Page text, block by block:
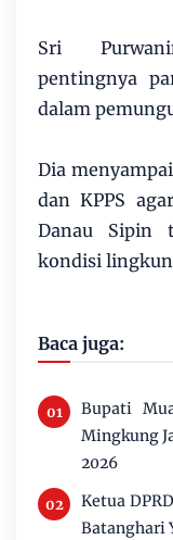
Sri
pentingnya
dalam
Dia
dan KPPS
Danau Sipin
kondisi
Baca juga:
Bupati
Mingkung
2026
Ketua
Batanghari